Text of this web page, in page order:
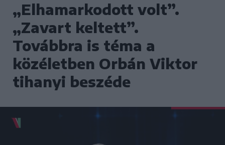
„Elhamarkodott volt”.
„Zavart keltett”.
Továbbra is téma a
közéletben Orbán Viktor
tihanyi beszéde